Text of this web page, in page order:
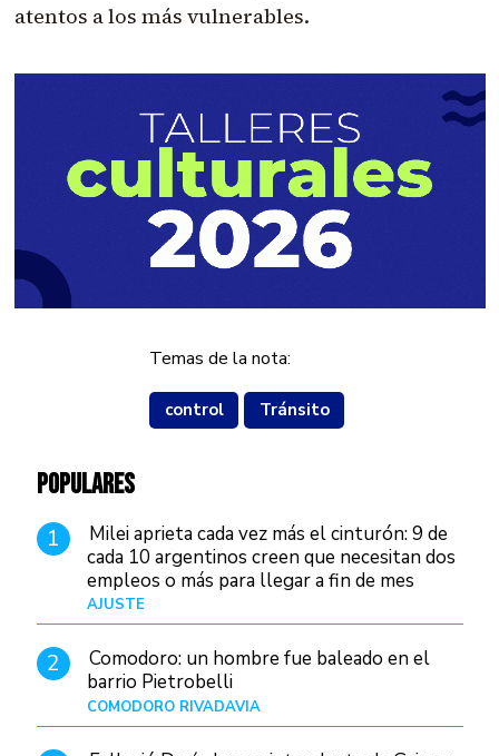
atentos a los más vulnerables.
Temas de la nota:
control Tránsito
POPULARES
1
Milei aprieta cada vez más el cinturón: 9 de
cada 10 argentinos creen que necesitan dos
empleos o más para llegar a fin de mes
AJUSTE
2
Comodoro: un hombre fue baleado en el
barrio Pietrobelli
COMODORO RIVADAVIA